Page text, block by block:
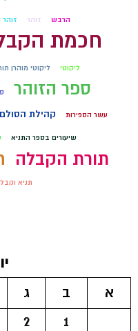
הרבש זוהר
חכמת
ליקוטי ליקוטי מוהרן
ספר הזוהר
עשר הספירות קהילת הסולם
שיעורים בספר התניא
תורת הקבלה
תניא
א
ב ג
1
2